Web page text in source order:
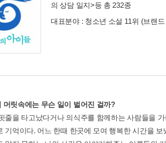
의 상담 일지>등 총 232종
대표분야 : 청소년 소설 11위 (브랜
머릿속에는 무슨 일이 벌어진 걸까?
줄을 타고났다거나 의식주를 함께하는 사람들을
기억이다. 어느 한때 한곳에 모여 행복한 시간을